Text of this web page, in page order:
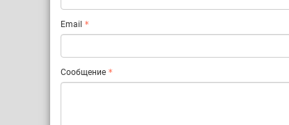
Email
Сообщение